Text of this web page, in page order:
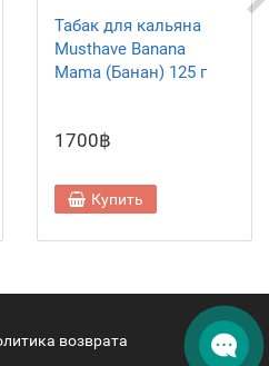
Табак для кальяна
Musthave Banana
Mama (Банан) 125 г
1700฿
Купить
возврата